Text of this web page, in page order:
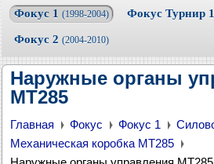
Фокус 1 (1998-2004) Фокус Турнир 1
Фокус 2 (2004-2010)
Наружные органы
MT285
Главная Фокус Фокус 1
Механическая коробка MT285